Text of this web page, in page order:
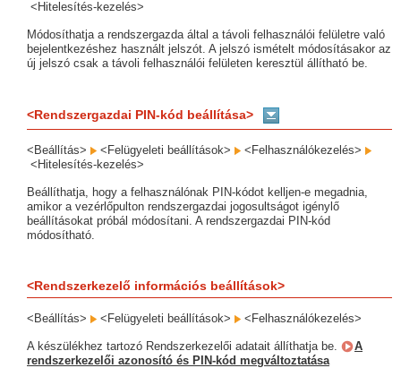
<Hitelesítés-kezelés>
Módosíthatja a rendszergazda által a távoli felhasználói felületre való
bejelentkezéshez használt jelszót. A jelszó ismételt módosításakor az
új jelszó csak a távoli felhasználói felületen keresztül állítható be.
<Rendszergazdai PIN-kód beállítása>
<Beállítás> <Felügyeleti beállítások>
<Felhasználókezelés>
<Hitelesítés-kezelés>
Beállíthatja, hogy a felhasználónak PIN-kódot kelljen-e megadnia,
amikor a vezérlőpulton rendszergazdai jogosultságot igénylő
beállításokat próbál módosítani. A rendszergazdai PIN-kód
módosítható.
<Rendszerkezelő információs beállítások>
<Beállítás> <Felügyeleti beállítások> <Felhasználókezelés>
A készülékhez tartozó Rendszerkezelői adatait állíthatja be.
A
rendszerkezelői azonosító és PIN-kód megváltoztatása